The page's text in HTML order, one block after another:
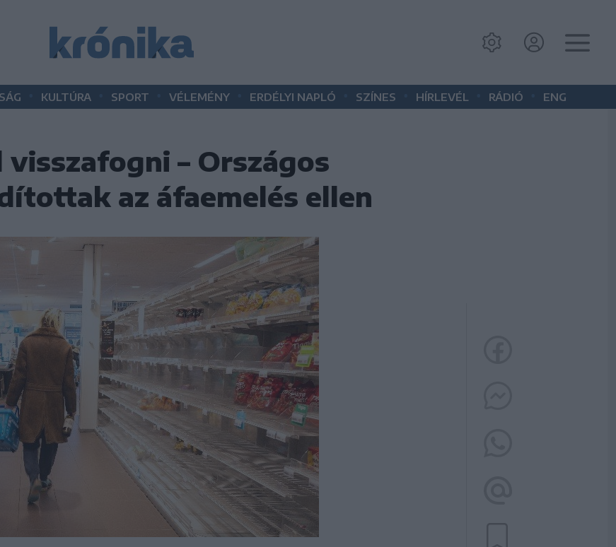
KULTÚRA SPORT VÉLEMÉNY ERDÉLYI NAPLÓ SZÍNES HÍRLEVÉL RÁDIÓ ENG
– Országos
az áfaemelés ellen